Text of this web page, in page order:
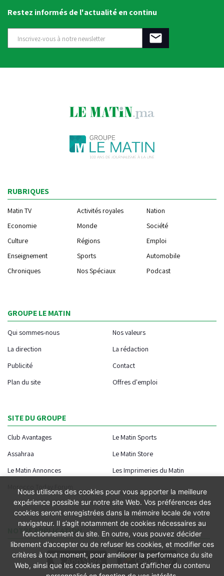
Restez informés de l'actualité en continu
RUBRIQUES
Matin TV Activités royales
Nation
Economie
Monde
Société
Culture
Régions
Emploi
Enseignement
Sports
Automobile
Chroniques
Nos Spéciaux Podcast
GROUPE LE MATIN
Qui sommes-nous
Nos valeurs
La direction
La rédaction
Publicité
Contact
Plan du site
Offres d'emploi
SITE DU GROUPE
Club Avantages
Le Matin Sports
Assahraa
Le Matin Store
Le Matin Annonces
Les Imprimeries du Matin
Morocco Today Forum
NOTRE APPLICATION
Nous utilisons des cookies pour vous apporter la meilleure
expérience possible sur notre site Web. Vos préférences des
cookies seront enregistrées dans la mémoire locale de votre
navigateur. Il s’agit notamment de cookies nécessaires au
fonctionnement du site. En outre, vous pouvez décider
librement d’accepter ou de refuser les cookies, et modifier ces
critères à tout moment, pour améliorer la performance du site
Web, ainsi que les cookies permettant d’afficher du contenu